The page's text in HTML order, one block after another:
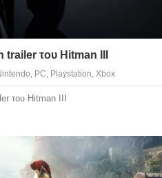
trailer του Hitman III
, PC, Playstation, Xbox
του Hitman III